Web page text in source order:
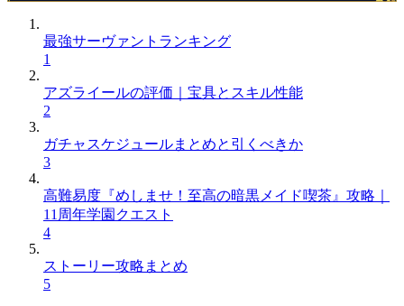
最強サーヴァントランキング
1
アズライールの評価｜宝具とスキル性能
2
ガチャスケジュールまとめと引くべきか
3
高難易度『めしませ！至高の暗黒メイド喫茶』攻略｜
11周年学園クエスト
4
ストーリー攻略まとめ
5